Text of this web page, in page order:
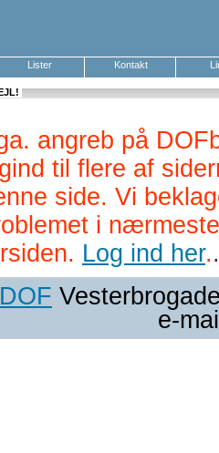
Lister Kontakt
angreb på
til flere af
side. Vi
i
Log ind her..
DOF
e-